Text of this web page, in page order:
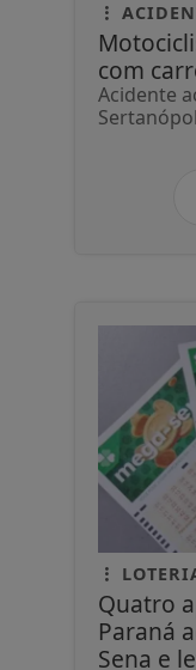
com
Acidente
Quatro
Paraná
Sena e